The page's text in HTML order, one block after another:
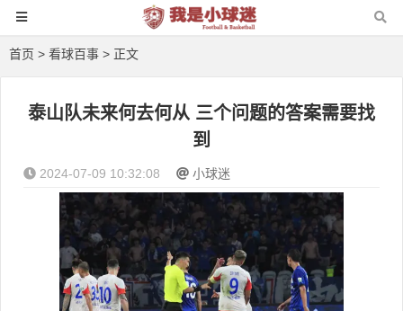
首页 > 看球百事 > 正文
泰山队未来何去何从 三个问题的答案需要找
到
2024-07-09 10:32:08 小球迷